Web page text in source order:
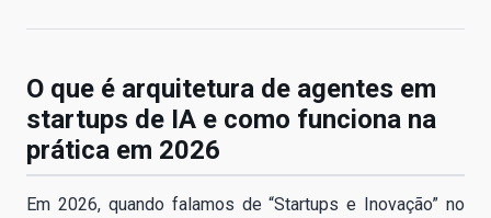
O que é arquitetura de agentes em
startups de IA e como funciona na
prática em 2026
Em 2026, quando falamos de “Startups e Inovação” no